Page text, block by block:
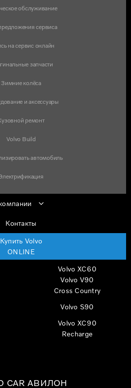
обслуживание
сервиса
на сервис онлайн
запчасти
Зимние колёса
и аксессуары
ремонт
Volvo Build
автомобиль
Контакты
Купить Volvo
ONLINE
Volvo XC60
Volvo V90
Cross Country
Volvo S90
Volvo XC90
Recharge
CAR АВИЛОН